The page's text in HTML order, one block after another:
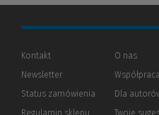
Kontakt
Newsletter
Status zamówienia
O nas
Dla